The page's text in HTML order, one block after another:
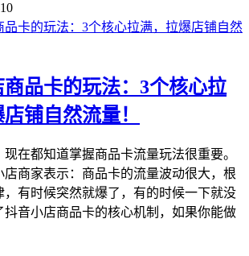
品卡的玩法：3个核心拉
铺自然流量！
在都知道掌握商品卡流量玩法很重要。
店商家表示：商品卡的流量波动很大，根
，有时候突然就爆了，有的时候一下就没
抖音小店商品卡的核心机制，如果你能做